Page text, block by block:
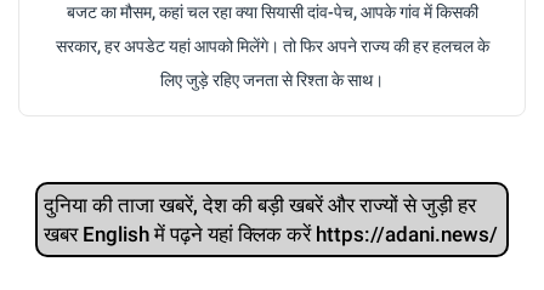
बजट का मौसम, कहां चल रहा क्या सियासी दांव-पेच, आपके गांव में किसकी
सरकार, हर अपडेट यहां आपको मिलेंगे। तो फिर अपने राज्य की हर हलचल के
लिए जुड़े रहिए जनता से रिश्ता के साथ।
दुनिया की ताजा खबरें, देश की बड़ी खबरें और राज्‍यों से जुड़ी हर
खबर English में पढ़ने यहां क्लिक करें https://adani.news/